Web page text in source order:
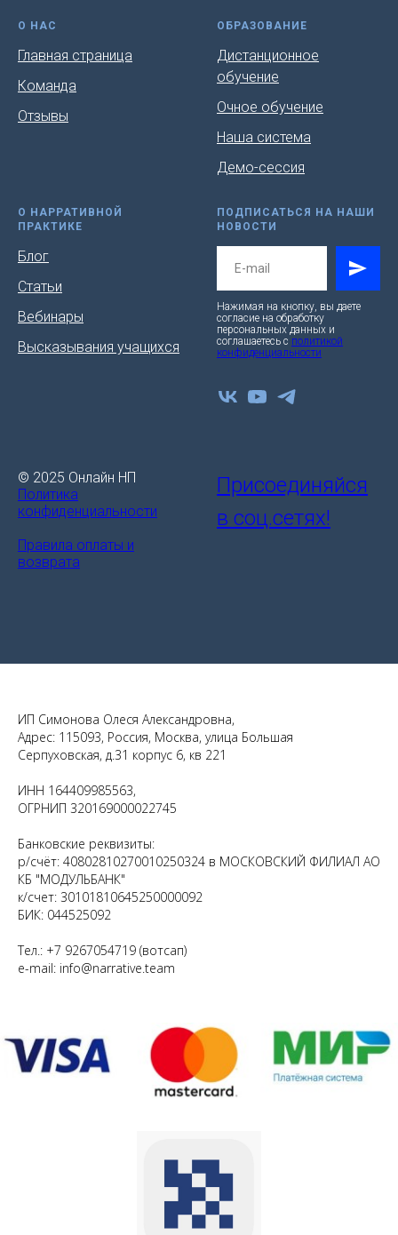
О НАС
Главная страница
Команда
Отзывы
ОБРАЗОВАНИЕ
Дистанционное
обучение
Очное обучение
Наша система
Демо-сессия
О НАРРАТИВНОЙ
ПРАКТИКЕ
Блог
Статьи
Вебинары
Высказывания учащихся
ПОДПИСАТЬСЯ НА НАШИ
НОВОСТИ
Нажимая на кнопку, вы даете
согласие на обработку
персональных данных и
соглашаетесь c политикой
конфиденциальности
© 2025 Онлайн НП
Политика
конфиденциальности
Правила оплаты и
возврата
Присоединяйся
в соц.сетях!
ИП Симонова Олеся Александровна,
Адрес: 115093, Россия, Москва, улица Большая
Серпуховская, д.31 корпус 6, кв 221
ИНН 164409985563,
ОГРНИП 320169000022745
Банковские реквизиты:
р/счёт: 40802810270010250324 в МОСКОВСКИЙ ФИЛИАЛ АО
КБ "МОДУЛЬБАНК"
к/счет: 30101810645250000092
БИК: 044525092
Тел.: +7 9267054719 (вотсап)
e-mail: info@narrative.team